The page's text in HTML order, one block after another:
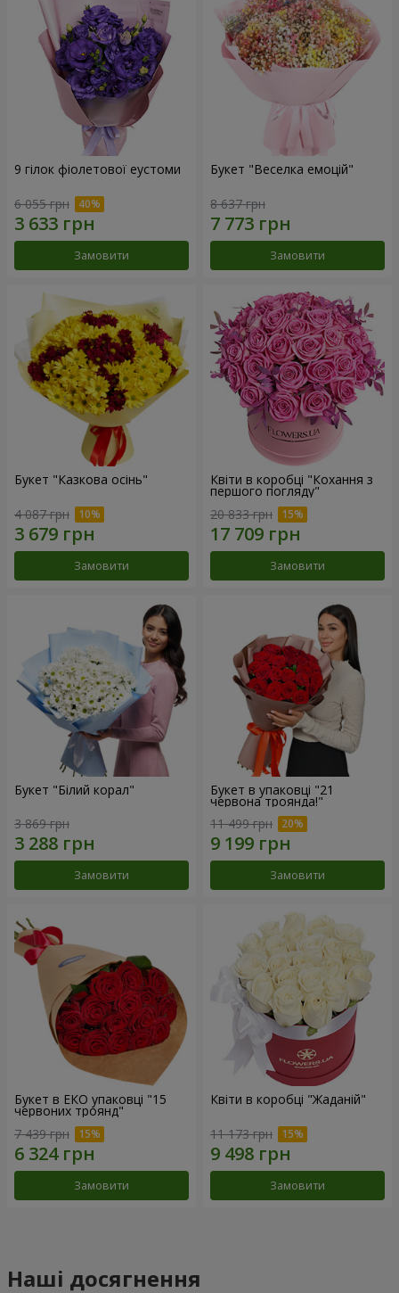
9 гілок фіолетової еустоми
6 055 грн
Замовити
Букет "Веселка емоцій"
8 637 грн
Замовити
Букет "Казкова осінь"
4 087 грн
Замовити
Квіти в коробці "Кохання з
першого погляду"
20 833 грн
Замовити
Букет "Білий корал"
3 869 грн
Замовити
Букет в упаковці "21
червона троянда!"
11 499 грн
Замовити
Букет в ЕКО упаковці "15
червоних троянд"
7 439 грн
Замовити
Квіти в коробці "Жаданій"
11 173 грн
Замовити
Наші досягнення